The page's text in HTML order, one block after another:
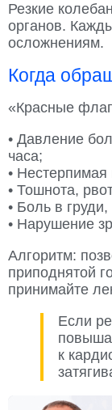
Резкие
органов.
осложнениям.
Когда
«Красные
• Давление
часа;
• Нестерпимая
• Тошнота,
• Боль в
• Нарушение
Алгоритм:
приподнятой
принимайте
Если
к